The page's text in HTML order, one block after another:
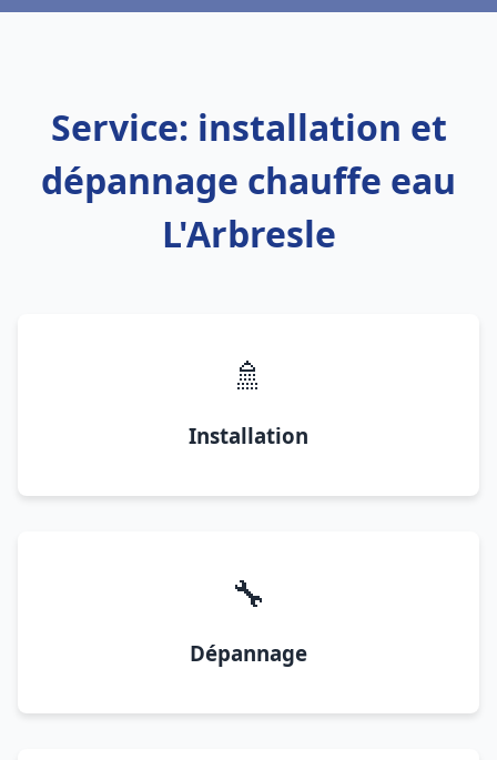
Service: installation et
dépannage chauffe eau
L'Arbresle
🚿
Installation
🔧
Dépannage